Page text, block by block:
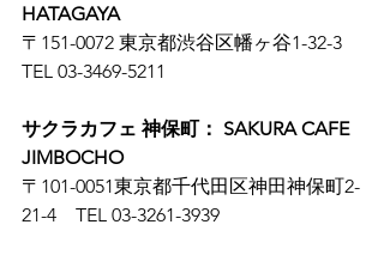
HATAGAYA
〒151-0072 東京都渋谷区幡ヶ谷1-32-3
TEL 03-3469-5211
サクラカフェ 神保町： SAKURA CAFE
JIMBOCHO
〒101-0051東京都千代田区神田神保町2-
21-4　TEL 03-3261-3939